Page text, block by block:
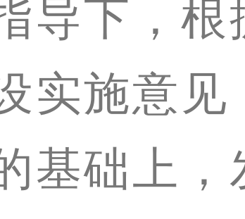
导下，根
实施意见
基础上，